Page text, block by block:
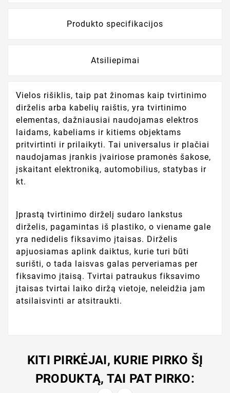
Produkto specifikacijos
Atsiliepimai
Vielos rišiklis, taip pat žinomas kaip tvirtinimo
dirželis arba kabelių raištis, yra tvirtinimo
elementas, dažniausiai naudojamas elektros
laidams, kabeliams ir kitiems objektams
pritvirtinti ir prilaikyti. Tai universalus ir plačiai
naudojamas įrankis įvairiose pramonės šakose,
įskaitant elektroniką, automobilius, statybas ir
kt.
Įprastą tvirtinimo dirželį sudaro lankstus
dirželis, pagamintas iš plastiko, o viename gale
yra nedidelis fiksavimo įtaisas. Dirželis
apjuosiamas aplink daiktus, kurie turi būti
surišti, o tada laisvas galas perveriamas per
fiksavimo įtaisą. Tvirtai patraukus fiksavimo
įtaisas tvirtai laiko diržą vietoje, neleidžia jam
atsilaisvinti ar atsitraukti.
KITI PIRKĖJAI, KURIE PIRKO ŠĮ
PRODUKTĄ, TAI PAT PIRKO: